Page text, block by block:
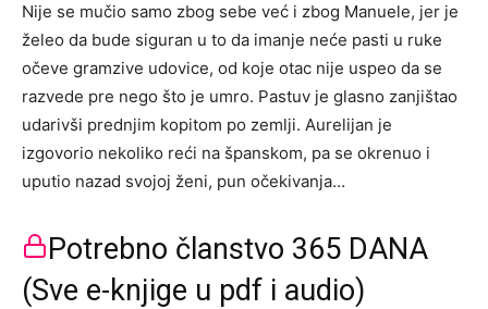
Nije se mučio samo zbog sebe već i zbog Manuele, jer je
želeo da bude siguran u to da imanje neće pasti u ruke
očeve gramzive udovice, od koje otac nije uspeo da se
razvede pre nego što je umro. Pastuv je glasno zanjištao
udarivši prednjim kopitom po zemlji. Aurelijan je
izgovorio nekoliko reći na španskom, pa se okrenuo i
uputio nazad svojoj ženi, pun očekivanja…
Potrebno članstvo 365 DANA
(Sve e-knjige u pdf i audio)